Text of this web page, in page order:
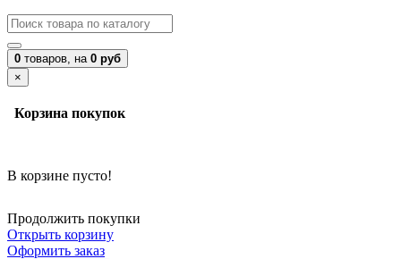
0 товаров, на 0 руб
×
Корзина покупок
В корзине пусто!
Продолжить покупки
Открыть корзину
Оформить заказ